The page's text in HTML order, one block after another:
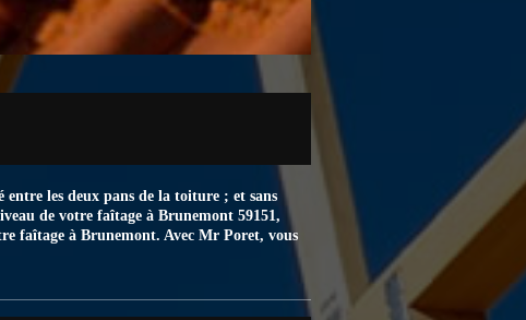
les deux pans de la toiture ; et sans
de votre faîtage à Brunemont 59151,
faîtage à Brunemont. Avec Mr Poret, vous